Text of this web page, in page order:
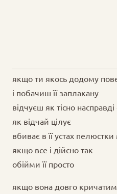
якщо ти якось додому
і побачиш її заплакану
відчуєш як тісно
як відчай цілує
вбиває в її устах пелюстки
якщо все і дійсно так
обійми її просто
якщо вона довго